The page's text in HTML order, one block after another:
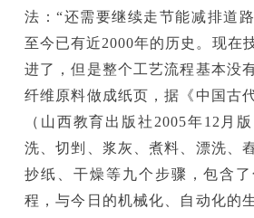
法：“还需要继续走节能减排道
至今已有近2000年的历史。现在
进了，但是整个工艺流程基本没
纤维原料做成纸页，据《中国古
（山西教育出版社2005年12月
洗、切剉、浆灰、煮料、漂洗、
抄纸、干燥等九个步骤，包含
程，与今日的机械化、自动化的